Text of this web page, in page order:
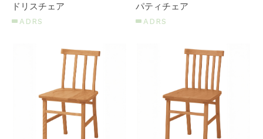
ドリスチェア
ADRS
パティチェア
ADRS